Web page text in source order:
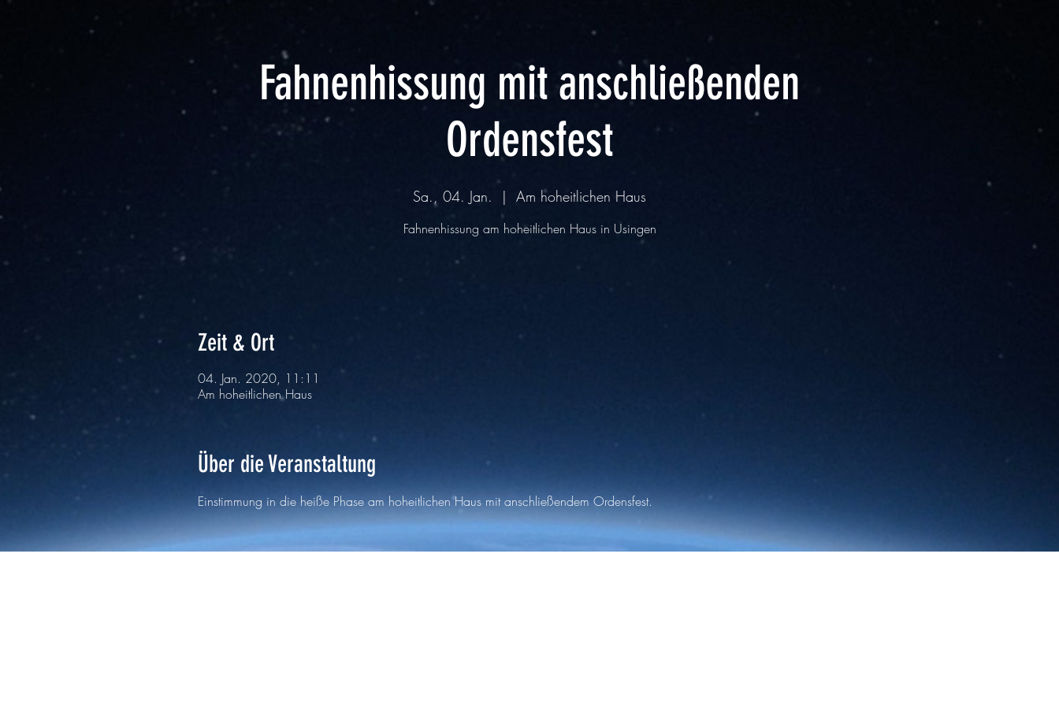
Fahnenhissung mit anschließenden
Ordensfest
Sa., 04. Jan.
  |
Am hoheitlichen Haus
Fahnenhissung am hoheitlichen Haus in Usingen
Zeit & Ort
04. Jan. 2020, 11:11
Am hoheitlichen Haus
Über die Veranstaltung
Einstimmung in die heiße Phase am hoheitlichen Haus mit anschließendem Ordensfest.